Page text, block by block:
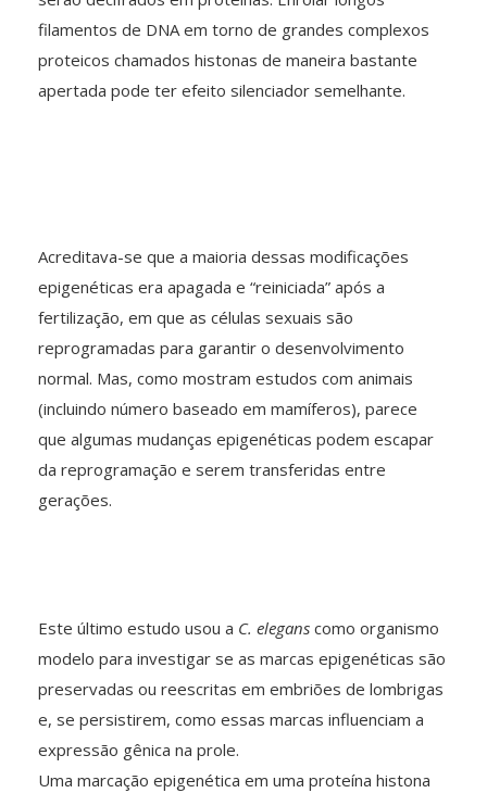
filamentos de DNA em torno de grandes complexos
proteicos chamados histonas de maneira bastante
apertada pode ter efeito silenciador semelhante.
Acreditava-se que a maioria dessas modificações
epigenéticas era apagada e “reiniciada” após a
fertilização, em que as células sexuais são
reprogramadas para garantir o desenvolvimento
normal. Mas, como mostram estudos com animais
(incluindo número baseado em mamíferos), parece
que algumas mudanças epigenéticas podem escapar
da reprogramação e serem transferidas entre
gerações.
Este último estudo usou a C. elegans como organismo
modelo para investigar se as marcas epigenéticas são
preservadas ou reescritas em embriões de lombrigas
e, se persistirem, como essas marcas influenciam a
expressão gênica na prole.
Uma marcação epigenética em uma proteína histona